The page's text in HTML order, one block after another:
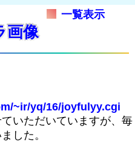
一覧表示
画像
~ir/yq/16/joyfulyy.cgi
いただいていますが、毎
した。